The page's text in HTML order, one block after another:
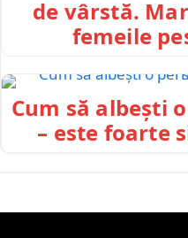
de vârstă.
femeile
Cum să albești
– este foarte